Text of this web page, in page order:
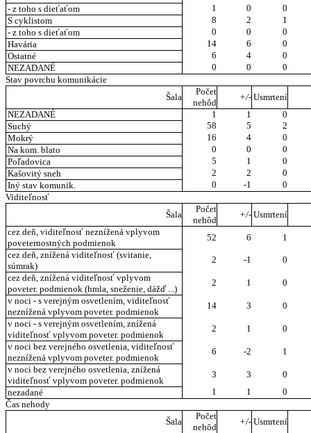
- z toho s dieťaťom
1 0
0
S cyklistom
8 2
1
- z toho s dieťaťom
0 0
0
Havária
14 6
0
Ostatné
6 4
0
NEZADANÉ
0 0
0
Stav povrchu komunikácie
Šala
Počet
nehôd
+/- Usmrtení
NEZADANÉ
1 1
0
Suchý
58 5
2
Mokrý
16 4
0
Na kom. blato
0 0
0
Poľadovica
5 1
0
Kašovitý sneh
2 2
0
Iný stav komunik.
0 -1
0
Viditeľnosť
Šala
Počet
nehôd
+/- Usmrtení
cez deň, viditeľnosť neznížená vplyvom
poveternostných podmienok
52 6
1
cez deň, znížená viditeľnosť (svitanie,
súmrak)
2 -1
0
cez deň, znížená viditeľnosť vplyvom
poveter. podmienok (hmla, sneženie, dážď ...)
2 1
0
v noci - s verejným osvetlením, viditeľnosť
neznížená vplyvom poveter. podmienok
14 3
0
v noci - s verejným osvetlením, znížená
viditeľnosť vplyvom poveter. podmienok
2 1
0
v noci bez verejného osvetlenia, viditeľnosť
neznížená vplyvom poveter. podmienok
6 -2
1
v noci bez verejného osvetlenia, znížená
viditeľnosť vplyvom poveter. podmienok
3 3
0
nezadané
1 1
0
Čas nehody
Šala
Počet
nehôd
+/- Usmrtení